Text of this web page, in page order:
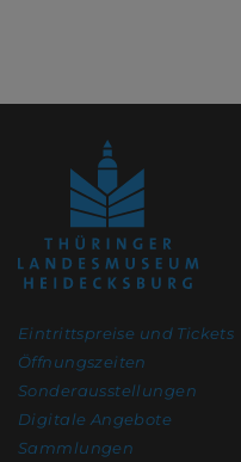
Eintrittspreise und Tickets
Öffnungszeiten
Sonderausstellungen
Digitale Angebote
Sammlungen